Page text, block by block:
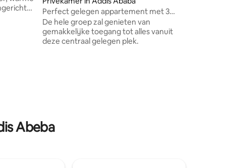
Perfect gelegen appartement met 3
slaapkamers in Bole, AA
De hele groep zal genieten van
gemakkelijke toegang tot alles vanuit
deze centraal gelegen plek.
Abeba